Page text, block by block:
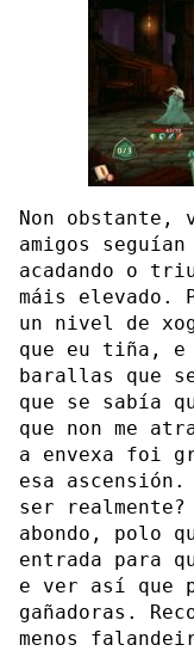
Non obstante,
amigos
acadando o
máis elevado.
un nivel de
que eu tiña,
barallas que
que se sabía
que non me
a envexa foi
esa ascensión.
ser
abondo, polo
entrada para
e ver así que
gañadoras.
menos